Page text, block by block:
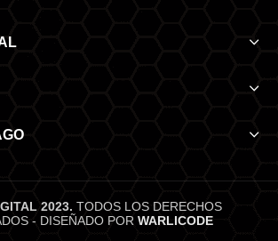
2023. TODOS LOS DERECHOS
- DISEÑADO POR WARLICODE